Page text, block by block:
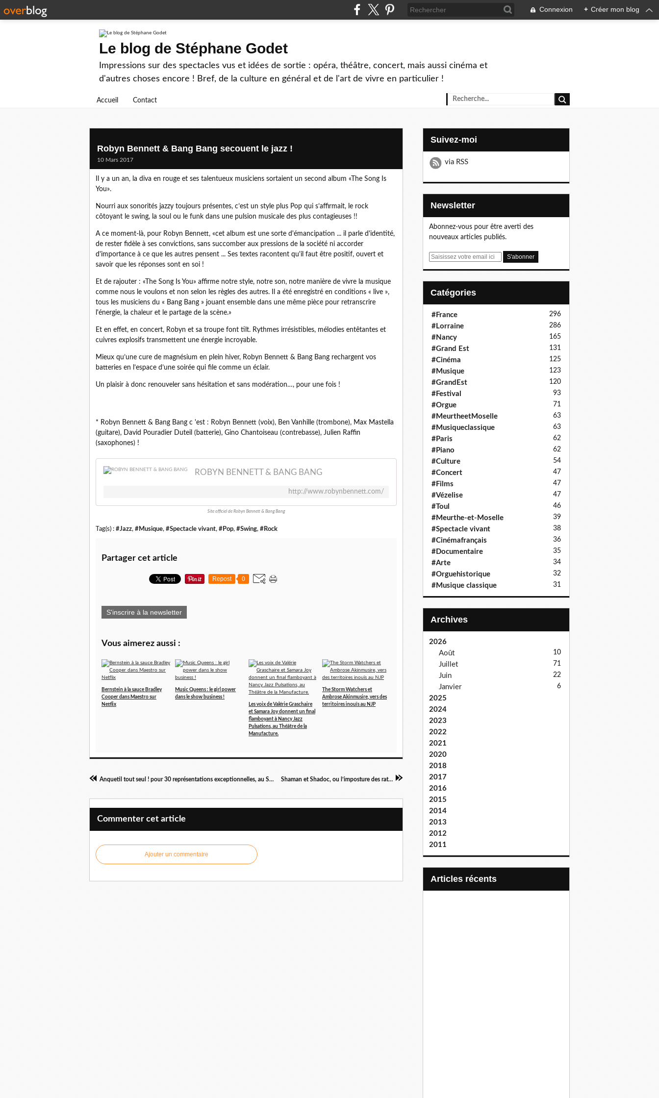
Connexion + Créer mon blog
Le blog de Stéphane Godet
Impressions sur des spectacles vus et idées de sortie : opéra, théâtre, concert, mais aussi cinéma et
d'autres choses encore ! Bref, de la culture en général et de l'art de vivre en particulier !
Accueil Contact
Robyn Bennett & Bang Bang secouent le jazz !
10 Mars 2017
Il y a un an, la diva en rouge et ses talentueux musiciens sortaient un second album «The Song Is
You».
Nourri aux sonorités jazzy toujours présentes, c’est un style plus Pop qui s’affirmait, le rock
côtoyant le swing, la soul ou le funk dans une pulsion musicale des plus contagieuses !!
A ce moment-là, pour Robyn Bennett, «cet album est une sorte d'émancipation ... il parle d'identité,
de rester fidèle à ses convictions, sans succomber aux pressions de la société ni accorder
d'importance à ce que les autres pensent ... Ses textes racontent qu'il faut être positif, ouvert et
savoir que les réponses sont en soi !
Et de rajouter : «The Song Is You» affirme notre style, notre son, notre manière de vivre la musique
comme nous le voulons et non selon les règles des autres. Il a été enregistré en conditions « live »,
tous les musiciens du « Bang Bang » jouant ensemble dans une même pièce pour retranscrire
l'énergie, la chaleur et le partage de la scène.»
Et en effet, en concert, Robyn et sa troupe font tilt. Rythmes irrésistibles, mélodies entêtantes et
cuivres explosifs transmettent une énergie incroyable.
Mieux qu’une cure de magnésium en plein hiver, Robyn Bennett & Bang Bang rechargent vos
batteries en l’espace d’une soirée qui file comme un éclair.
Un plaisir à donc renouveler sans hésitation et sans modération…, pour une fois !
* Robyn Bennett & Bang Bang c 'est : Robyn Bennett (voix), Ben Vanhille (trombone), Max Mastella
(guitare), David Pouradier Duteil (batterie), Gino Chantoiseau (contrebasse), Julien Raffin
(saxophones) !
ROBYN BENNETT & BANG BANG
http://www.robynbennett.com/
Site officiel de Robyn Bennett & Bang Bang
Tag(s) : #Jazz, #Musique, #Spectacle vivant, #Pop, #Swing, #Rock
Partager cet article
Repost 0
S'inscrire à la newsletter
Vous aimerez aussi :
Bernstein à la sauce Bradley
Cooper dans Maestro sur
Netflix
Music Queens : le girl power
dans le show business !
Les voix de Valérie Graschaire
et Samara Joy donnent un final
flamboyant à Nancy Jazz
Pulsations, au Théâtre de la
Manufacture.
The Storm Watchers et
Ambrose Akinmusire, vers des
territoires inouïs au NJP
Anquetil tout seul ! pour 30 représentations exceptionnelles, au Studio Hébertot à Paris, à partir du 21 mars Shaman et Shadoc, ou l’imposture des rats, au Théâtre Essaïon à Paris
Commenter cet article
Ajouter un commentaire
Suivez-moi
via RSS
Newsletter
Abonnez-vous pour être averti des
nouveaux articles publiés.
E
Catégories
#France 296
#Lorraine 286
#Nancy 165
#Grand Est 131
#Cinéma 125
#Musique 123
#GrandEst 120
#Festival 93
#Orgue 71
#MeurtheetMoselle 63
#Musiqueclassique 63
#Paris 62
#Piano 62
#Culture 54
#Concert 47
#Films 47
#Vézelise 47
#Toul 46
#Meurthe-et-Moselle 39
#Spectacle vivant 38
#Cinémafrançais 36
#Documentaire 35
#Arte 34
#Orguehistorique 32
#Musique classique 31
Archives
2026
Août
10
Juillet 71
Juin 22
Janvier 6
2025
2024
2023
2022
2021
2020
2018
2017
2016
2015
2014
2013
2012
2011
articles récents